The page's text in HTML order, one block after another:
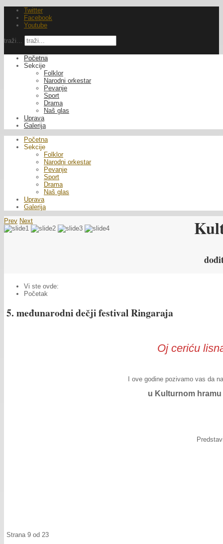
Twitter
Facebook
Youtube
traži...
Početna
Sekcije
Folklor
Narodni orkestar
Pevanje
Sport
Drama
Naš glas
Uprava
Galerija
Početna
Sekcije
Folklor
Narodni orkestar
Pevanje
Sport
Drama
Naš glas
Uprava
Galerija
Prev Next
Vi ste ovde:
Početak
5. međunarodni dečji festival Ringaraja
Oj ceriću
I ove godine pozivamo vas da
u Kulturnom
Strana 9 od 23